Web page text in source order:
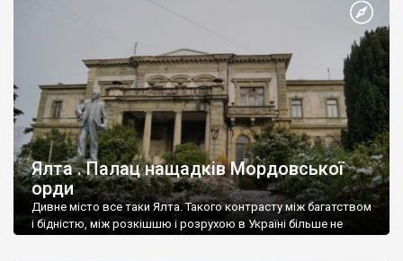
Ялта . Палац нащадків Мордовської
орди
Дивне місто все таки Ялта. Такого контрасту між багатством
і бідністю, між розкішшю і розрухою в Україні більше не